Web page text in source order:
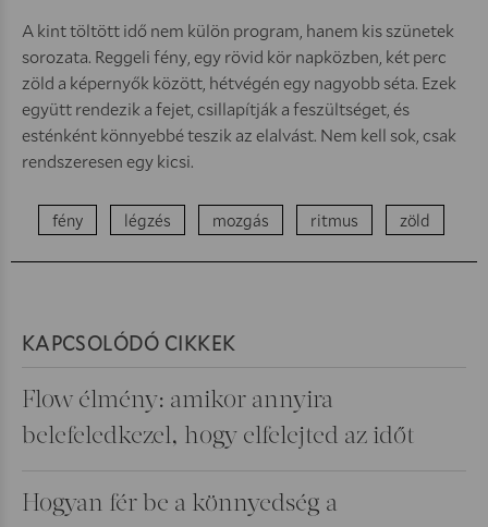
A kint töltött idő nem külön program, hanem kis szünetek
sorozata. Reggeli fény, egy rövid kör napközben, két perc
zöld a képernyők között, hétvégén egy nagyobb séta. Ezek
együtt rendezik a fejet, csillapítják a feszültséget, és
esténként könnyebbé teszik az elalvást. Nem kell sok, csak
rendszeresen egy kicsi.
fény légzés mozgás ritmus zöld
KAPCSOLÓDÓ CIKKEK
Flow élmény: amikor annyira
belefeledkezel, hogy elfelejted az időt
Hogyan fér be a könnyedség a